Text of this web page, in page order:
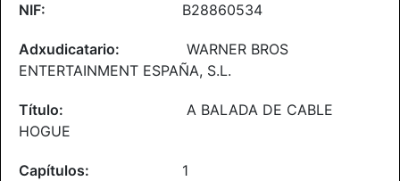
B28860534
WARNER BROS
ENTERTAINMENT ESPAÑA, S.L.
A BALADA DE CABLE
HOGUE
1